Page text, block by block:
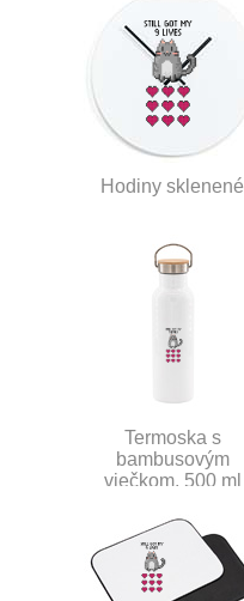
Hodiny sklenené
Termoska s
bambusovým
viečkom, 500 ml